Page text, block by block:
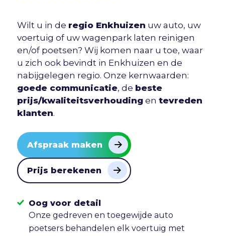
Wilt u in de regio Enkhuizen uw auto, uw
voertuig of uw wagenpark laten reinigen
en/of poetsen? Wij komen naar u toe, waar
u zich ook bevindt in Enkhuizen en de
nabijgelegen regio. Onze kernwaarden:
goede communicatie, de beste
prijs/kwaliteitsverhoudingen tevreden
klanten.
Afspraak maken
Prijs berekenen
Oog voor detail
Onze gedreven en toegewijde auto
poetsers behandelen elk voertuig met